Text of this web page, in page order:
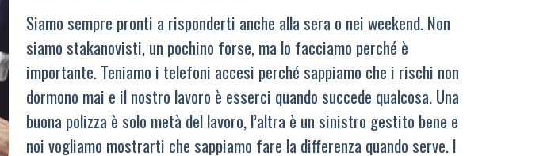
Siamo sempre pronti a risponderti anche alla sera o nei weekend. Non
siamo stakanovisti, un pochino forse, ma lo facciamo perché è
importante. Teniamo i telefoni accesi perché sappiamo che i rischi non
dormono mai e il nostro lavoro è esserci quando succede qualcosa. Una
buona polizza è solo metà del lavoro, l’altra è un sinistro gestito bene e
noi vogliamo mostrarti che sappiamo fare la differenza quando serve. I